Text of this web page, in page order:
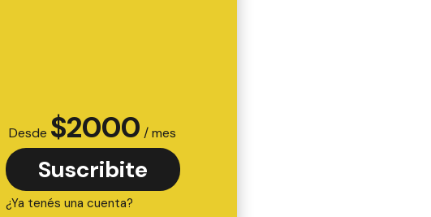
Desde $2000 / mes
Suscribite
¿Ya tenés una cuenta?